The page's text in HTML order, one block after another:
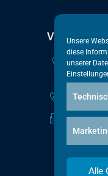
Unsere
diese
unserer
Alle
VATM-
10117
+49 30